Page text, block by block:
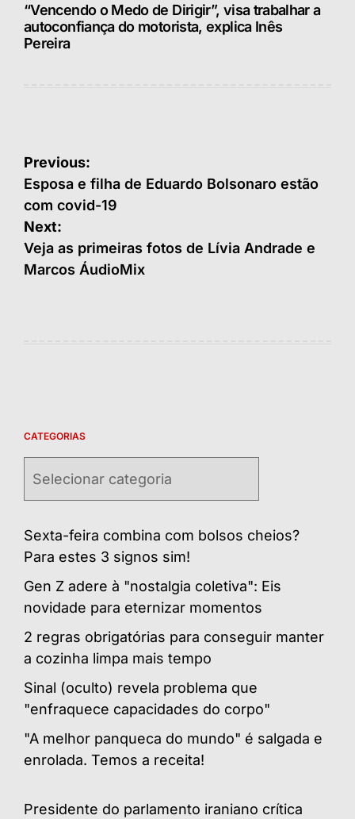
“Vencendo o Medo de Dirigir”, visa trabalhar a
autoconfiança do motorista, explica Inês
Pereira
Navegação
de
Post
Previous:
Esposa e filha de Eduardo Bolsonaro estão
com covid-19
Next:
Veja as primeiras fotos de Lívia Andrade e
Marcos ÁudioMix
CATEGORIAS
Sexta-feira combina com bolsos cheios?
Para estes 3 signos sim!
Gen Z adere à "nostalgia coletiva": Eis
novidade para eternizar momentos
2 regras obrigatórias para conseguir manter
a cozinha limpa mais tempo
Sinal (oculto) revela problema que
"enfraquece capacidades do corpo"
"A melhor panqueca do mundo" é salgada e
enrolada. Temos a receita!
Presidente do parlamento iraniano crítica